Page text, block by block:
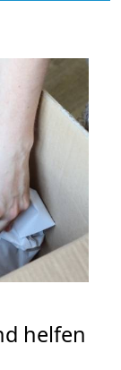
helfen